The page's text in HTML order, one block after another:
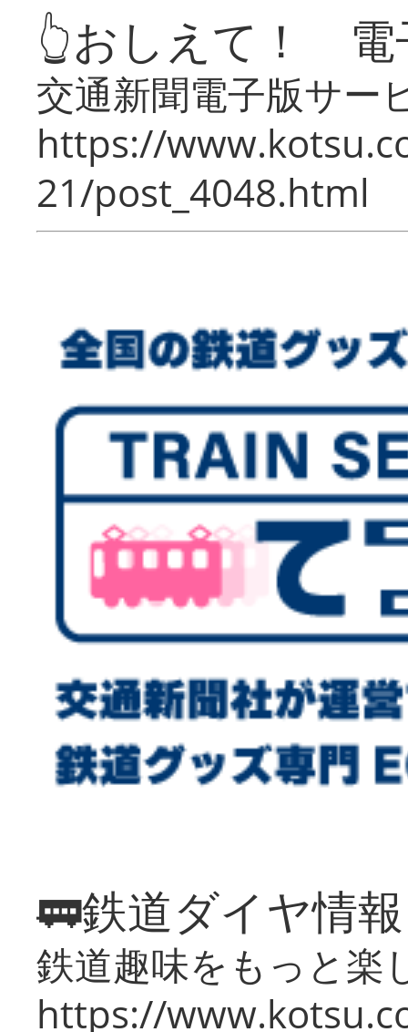
👆おしえて！ 電
交通新聞電子版サー
https://
21/post_4048.html
🚃鉄道ダイヤ情
鉄道趣味をもっと楽
https://